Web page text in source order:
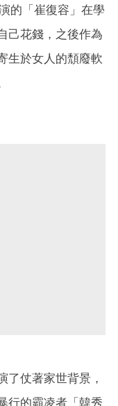
的「崔復容」在學
己花錢，之後作為
生於女人的頹廢軟
了仗著家世背景，
行的霸凌者「韓秀